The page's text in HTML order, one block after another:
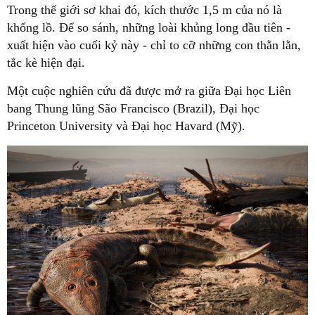
Trong thế giới sơ khai đó, kích thước 1,5 m của nó là
khổng lồ. Để so sánh, những loài khủng long đầu tiên -
xuất hiện vào cuối kỷ này - chỉ to cỡ những con thằn lằn,
tắc kè hiện đại.
Một cuộc nghiên cứu đã được mở ra giữa Đại học Liên
bang Thung lũng São Francisco (Brazil), Đại học
Princeton University và Đại học Havard (Mỹ).